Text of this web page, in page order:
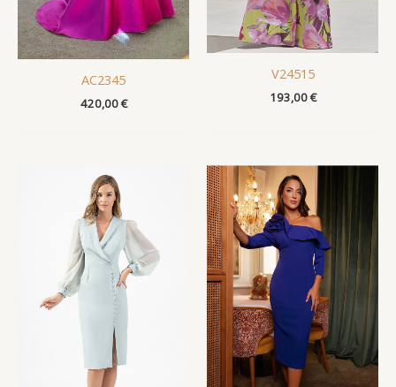
AC2345
420,00€
V24515
193,00€